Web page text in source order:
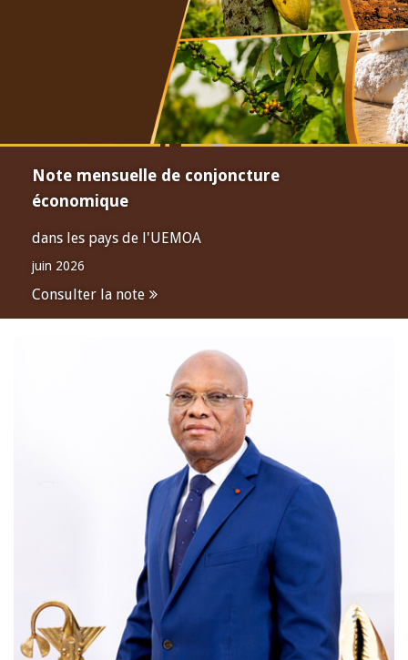
Note mensuelle de conjoncture
économique
dans les pays de l'UEMOA
juin 2026
Consulter la note